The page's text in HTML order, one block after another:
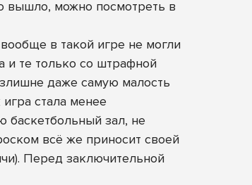
вышло, можно посмотреть в
в такой игре не могли
и те только со штрафной
даже самую малость
стала менее
баскетбольный зал, не
всё же приносит своей
Перед заключительной